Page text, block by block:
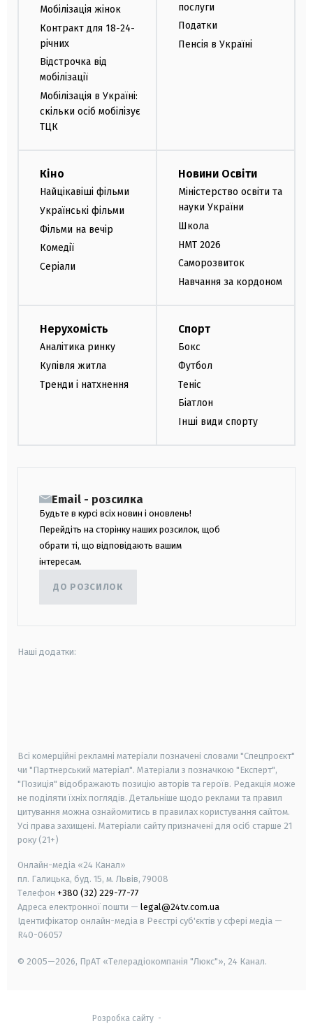
Мобілізація жінок
Контракт для 18-24-
річних
Відстрочка від
мобілізації
Мобілізація в Україні:
скільки осіб мобілізує
ТЦК
послуги
Податки
Пенсія в Україні
Кіно
Найцікавіші фільми
Українські фільми
Фільми на вечір
Комедії
Серіали
Новини Освіти
Міністерство освіти та
науки України
Школа
НМТ 2026
Саморозвиток
Навчання за кордоном
Нерухомість
Аналітика ринку
Купівля житла
Тренди і натхнення
Спорт
Бокс
Футбол
Теніс
Біатлон
Інші види спорту
Email - розсилка
Будьте в курсі всіх новин і оновлень!
Перейдіть на сторінку наших розсилок, щоб
обрати ті, що відповідають вашим
інтересам.
ДО РОЗСИЛОК
Наші додатки:
Всі комерційні рекламні матеріали позначені словами "Спецпроєкт"
чи "Партнерський матеріал". Матеріали з позначкою "Експерт",
"Позиція" відображають позицію авторів та героїв. Редакція може
не поділяти їхніх поглядів. Детальніше щодо реклами та правил
цитування можна ознайомитись в правилах користування сайтом.
Усі права захищені. Матеріали сайту призначені для осіб старше 21
року (21+)
Онлайн-медіа «24 Канал»
пл. Галицька, буд. 15, м. Львів, 79008
Телефон +380 (32) 229-77-77
Адреса електронної пошти — legal@24tv.com.ua
Ідентифікатор онлайн-медіа в Реєстрі суб'єктів у сфері медіа —
R40-06057
© 2005—2026, ПрАТ «Телерадіокомпанія "Люкс"», 24 Канал.
Розробка сайту-